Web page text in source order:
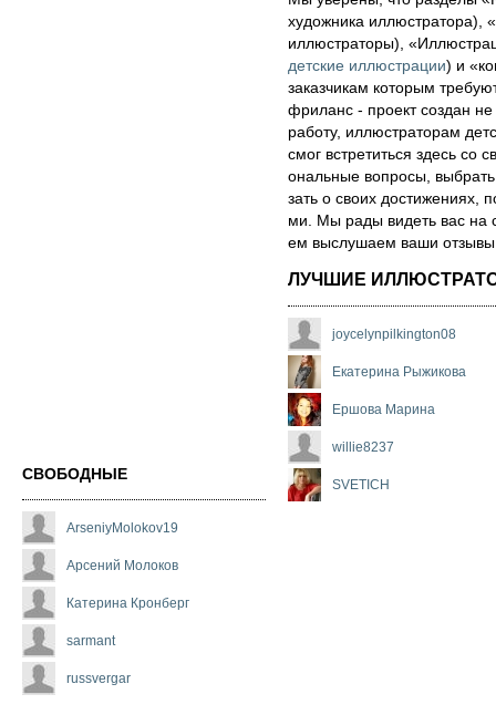
СВОБОДНЫЕ
ArseniyMolokov19
Арсений Молоков
Катерина Кронберг
sarmant
russvergar
художника иллюстратора),
иллюстраторы),
детские иллюстрации) и
за­каз­чи­кам которым
фри­ланс - про­ект соз­дан
ра­бо­ту, иллюстраторам
смог встре­тить­ся здесь со
ональ­ные воп­ро­сы,
зать о сво­их
ми. Мы рады ви­деть вас на
ем выс­лу­ша­ем ва­ши от­зы­вы
ЛУЧШИЕ
joycelynpilkington08
Екатерина Рыжикова
Ершова Марина
willie8237
SVETICH